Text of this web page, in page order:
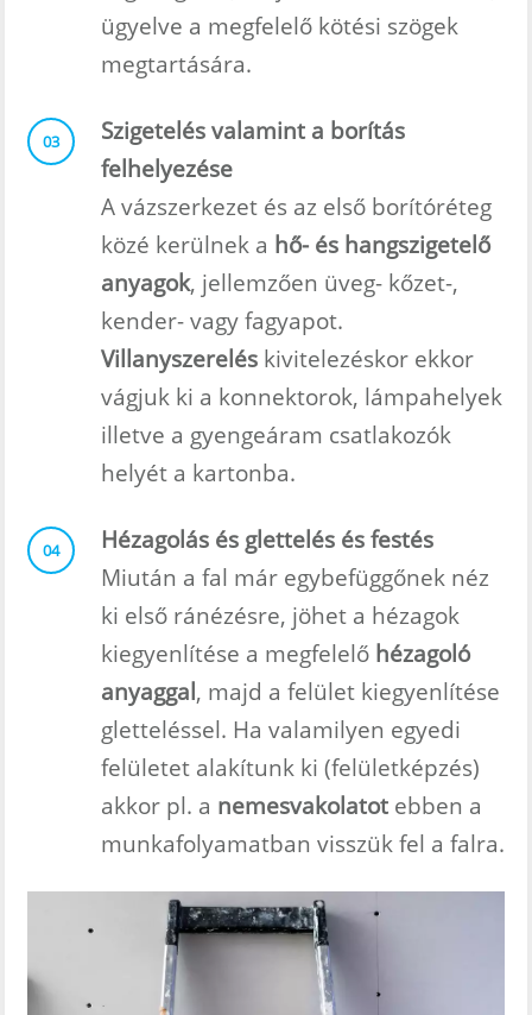
ügyelve a megfelelő kötési szögek
megtartására.
03
Szigetelés valamint a borítás
felhelyezése
A vázszerkezet és az első borítóréteg
közé kerülnek a hő- és hangszigetelő
anyagok, jellemzően üveg- kőzet-,
kender- vagy fagyapot.
Villanyszereléskivitelezéskor ekkor
vágjuk ki a konnektorok, lámpahelyek
illetve a gyengeáram csatlakozók
helyét a kartonba.
04
Hézagolás és glettelés és festés
Miután a fal már egybefüggőnek néz
ki első ránézésre, jöhet a hézagok
kiegyenlítése a megfelelő hézagoló
anyaggal, majd a felület kiegyenlítése
gletteléssel. Ha valamilyen egyedi
felületet alakítunk ki (felületképzés)
akkor pl. a nemesvakolatotebben a
munkafolyamatban visszük fel a falra.